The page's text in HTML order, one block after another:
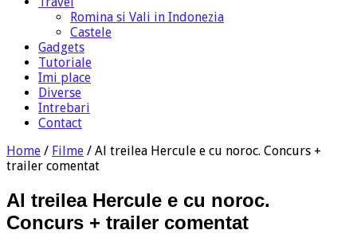
Romina si Vali in Indonezia
Castele
Gadgets
Tutoriale
Imi place
Diverse
Intrebari
Contact
Home / Filme / Al treilea Hercule e cu noroc. Concurs +
trailer comentat
Al treilea Hercule e cu noroc.
Concurs + trailer comentat